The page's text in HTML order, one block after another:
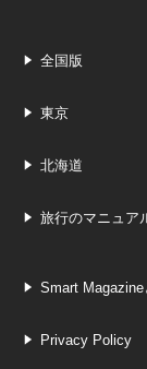
全国版
東京
北海道
旅行のマニュア
Smart Magazine
Privacy Policy